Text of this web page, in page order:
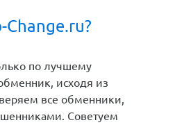
Change.ru?
по лучшему
исходя из
все обменники,
Советуем